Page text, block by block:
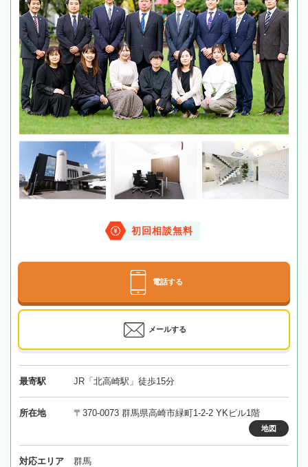
初回相談無料
電話する
メールする
最寄駅 JR「北高崎駅」徒歩15分
所在地 〒370-0073 群馬県高崎市緑町1-2-2 YKビル1階
地図
対応エリア 群馬